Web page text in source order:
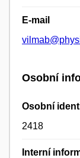
E-mail
Osobní
Osobní
2418
Interní